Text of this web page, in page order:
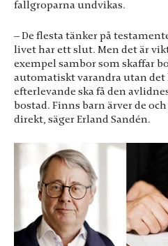
fallgroparna undvikas.
– De flesta tänker på
livet har ett slut. Men det är
exempel sambor som skaffar
automatiskt varandra utan det
efterlevande ska få den
bostad. Finns barn ärver de
direkt, säger Erland Sandén.
För att vi ska
förbättra
hemsidans
funktionalitet
och
uppbyggnad,
baserat på hur
hemsidan
används.
Upplevelse
För att vår
hemsida ska
prestera så bra
som möjligt
under ditt